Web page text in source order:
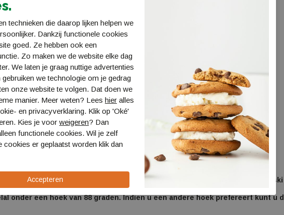
waxen & slijpen (tuning + structuur)
( tuning + vario structuur + infrarood waxen)
belagrep. ( tuning + vario structuur + infrarood waxen)
Prijs
€ 10,00
bindingen en afstellen€ 35,00
bindingen
€ 25,00
vanaf
€ 10,00
voor onderhoud aanleveren zonder bindingen.
zal bij het inleveren van uw materialen adviseren welke beurt uw
onder een hoek van 88 graden. Indien u een andere hoek prefereert kunt u
technieken die daarop lijken helpen we
Dankzij functionele cookies
goed. Ze hebben ook een
Zo maken we de website elke dag
We laten je graag nuttige advertenties
we technologie om je gedrag
onze website te volgen. Dat doen we
manier. Meer weten? Lees hier alles
en privacyverklaring. Klik op 'Oké'
Kies je voor weigeren? Dan
functionele cookies. Wil je zelf
cookies er geplaatst worden klik dan